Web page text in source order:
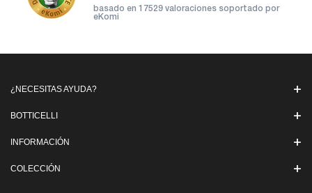
basado en 17529 valoraciones soportado por
eKomi
¿NECESITAS AYUDA?
BOTTICELLI
INFORMACIÓN
COLECCIÓN